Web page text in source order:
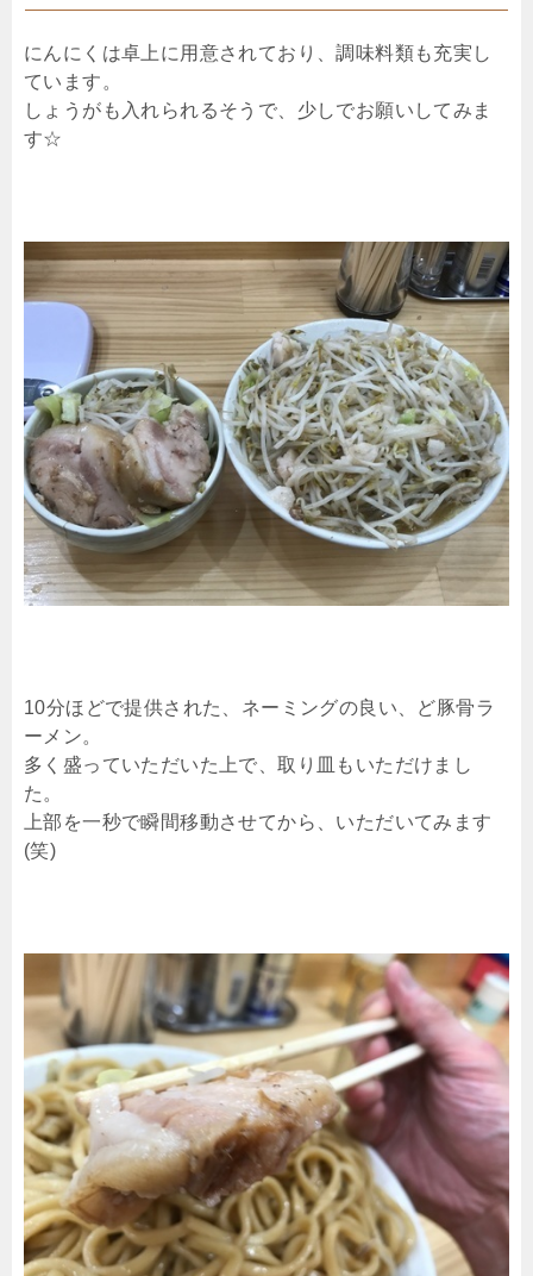
にんにくは卓上に用意されており、調味料類も充実し
ています。
しょうがも入れられるそうで、少しでお願いしてみま
す☆
10分ほどで提供された、ネーミングの良い、ど豚骨ラ
ーメン。
多く盛っていただいた上で、取り皿もいただけまし
た。
上部を一秒で瞬間移動させてから、いただいてみます
(笑)